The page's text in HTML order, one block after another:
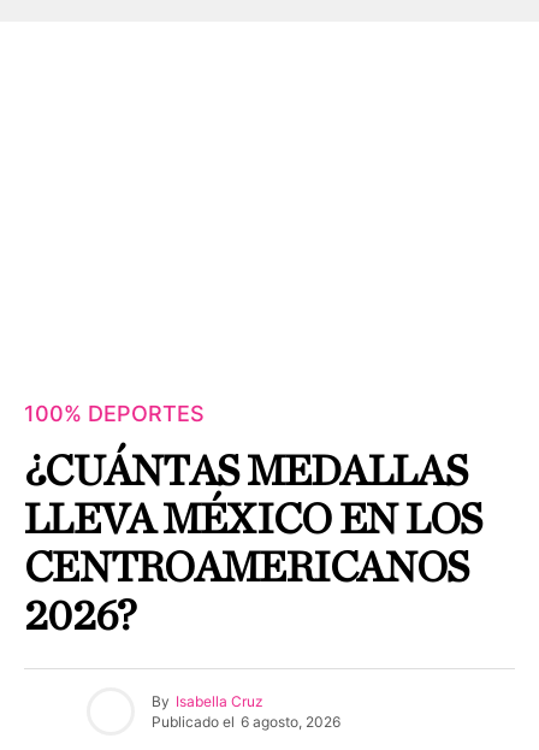
100% DEPORTES
¿CUÁNTAS MEDALLAS
LLEVA MÉXICO EN LOS
CENTROAMERICANOS
2026?
By Isabella Cruz
Publicado el 6 agosto, 2026